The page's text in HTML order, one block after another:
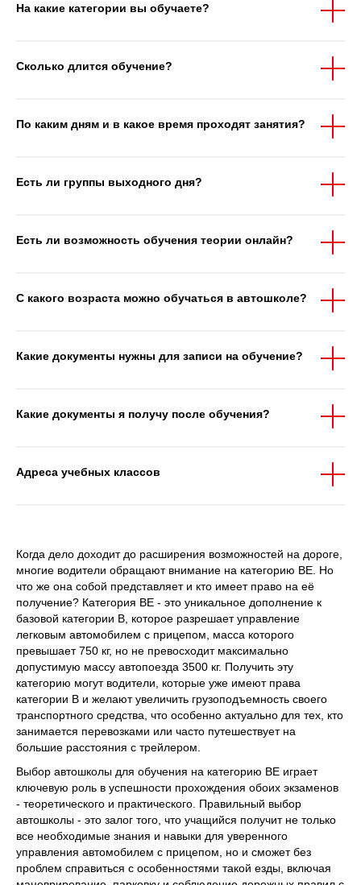
На какие категории вы обучаете?
Сколько длится обучение?
По каким дням и в какое время проходят занятия?
Есть ли группы выходного дня?
Есть ли возможность обучения теории онлайн?
С какого возраста можно обучаться в автошколе?
Какие документы нужны для записи на обучение?
Какие документы я получу после обучения?
Адреса учебных классов
Когда дело доходит до расширения возможностей на дороге,
многие водители обращают внимание на категорию ВЕ. Но
что же она собой представляет и кто имеет право на её
получение? Категория ВЕ - это уникальное дополнение к
базовой категории B, которое разрешает управление
легковым автомобилем с прицепом, масса которого
превышает 750 кг, но не превосходит максимально
допустимую массу автопоезда 3500 кг. Получить эту
категорию могут водители, которые уже имеют права
категории B и желают увеличить грузоподъемность своего
транспортного средства, что особенно актуально для тех, кто
занимается перевозками или часто путешествует на
большие расстояния с трейлером.
Выбор автошколы для обучения на категорию ВЕ играет
ключевую роль в успешности прохождения обоих экзаменов
- теоретического и практического. Правильный выбор
автошколы - это залог того, что учащийся получит не только
все необходимые знания и навыки для уверенного
управления автомобилем с прицепом, но и сможет без
проблем справиться с особенностями такой езды, включая